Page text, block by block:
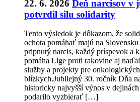
22. 6. 2026 Deň narcisov v
potvrdil silu solidarity
Tento výsledok je dôkazom, že
ochota pomáhať majú na
pripnutý narcis, každý príspevok a
pomáha Lige proti rakovine aj
služby a projekty pre
blízkych.Jubilejný 30. ročník Dňa
historicky najvyšší výnos v
podarilo vyzbierať […]